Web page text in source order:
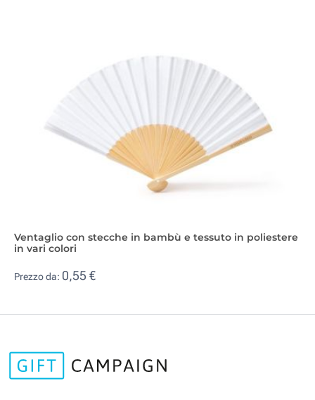
Ventaglio con stecche in bambù e tessuto in poliestere
in vari colori
Prezzo da: 0,55 €